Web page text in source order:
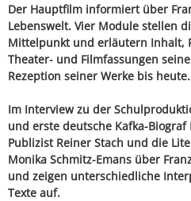
Der Hauptfilm informiert über
Lebenswelt. Vier Module stellen
Mittelpunkt und erläutern Inhalt,
Theater- und Filmfassungen
Rezeption seiner Werke bis heute.
Im Interview zu der
und erste deutsche Kafka-Biograf
Publizist Reiner Stach und die
Monika Schmitz-Emans über
und zeigen unterschiedliche
Texte auf.